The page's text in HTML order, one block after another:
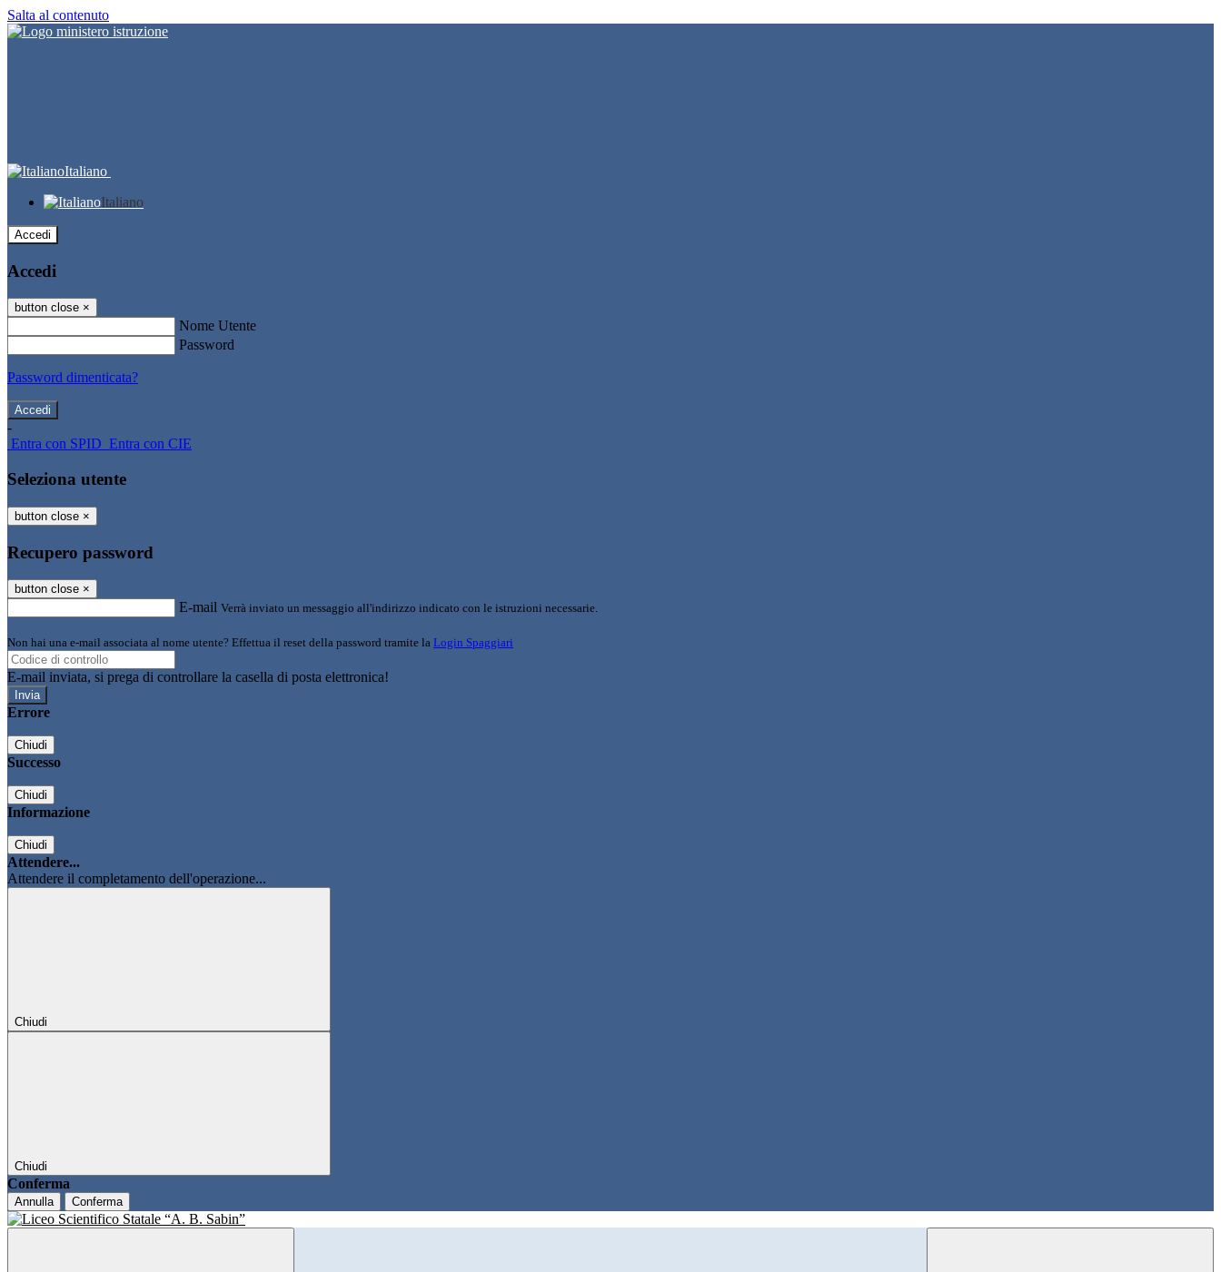
Salta al contenuto
Italiano
Italiano
Accedi
Accedi
button close ×
Nome Utente
Password
Password dimenticata?
-
Entra con SPID Entra con CIE
Seleziona utente
button close ×
Recupero password
button close ×
E-mail Verrà inviato un messaggio all'indirizzo indicato con le istruzioni necessarie.
Non hai una e-mail associata al nome utente? Effettua il reset della password tramite la Login Spaggiari
E-mail inviata, si prega di controllare la casella di posta elettronica!
Errore
Chiudi
Successo
Chiudi
Informazione
Chiudi
Attendere...
Attendere il completamento dell'operazione...
Chiudi
Chiudi
Conferma
Annulla Conferma